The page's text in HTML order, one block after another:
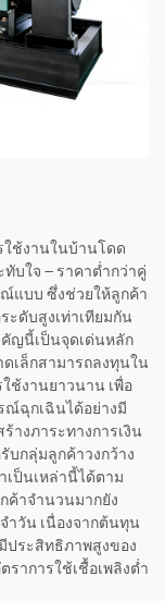
ใช้งานในบ้านโดด
บใจ — ราคาต่ำกว่าคู่
ณ์แบบ ซึ่งช่วยให้ลูกค้า
ดับสูงเท่าเทียมกัน
คัญนี้เป็นจุดเด่นหลัก
เล็กสามารถลงทุนใน
ช้งานยาวนาน เพื่อ
ณ์ฉุกเฉินได้อย่างมี
างภาระทางการเงิน
บกลุ่มลูกค้าวงกว้าง
เป็นเหล่านี้ได้ตาม
ค้าจำนวนมากยัง
ำวัน เนื่องจากต้นทุน
ประสิทธิภาพสูงของ
ราการใช้เชื้อเพลิงต่ำ